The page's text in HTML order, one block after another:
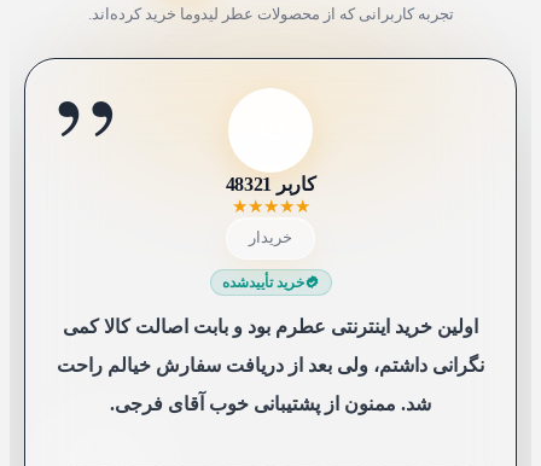
تجربه کاربرانی که از محصولات عطر لیدوما خرید کرده‌اند.
” کاربر 48321
★★★★★
خریدار
خرید تأییدشده
اولین خرید اینترنتی عطرم بود و بابت اصالت کالا کمی
نگرانی داشتم، ولی بعد از دریافت سفارش خیالم راحت
شد. ممنون از پشتیبانی خوب آقای فرجی.
شیرین ملکی
★★★★★
😍 خریدار راضی
خرید تأییدشده
کاربر 9652
★★★★★
خریدار
خرید تأییدشده
محمد کاشانکی
★★★★★
خریدار
خرید تأییدشده
ایلیا
★★★★★
خریدار
خرید تأییدشده
لیلی 76
★★★★★
خریدار
خرید تأییدشده
علی محمدی
★★★★★
خریدار
خرید تأییدشده
سارا عباسی
★★★★★
😍 خریدار راضی
خرید تأییدشده